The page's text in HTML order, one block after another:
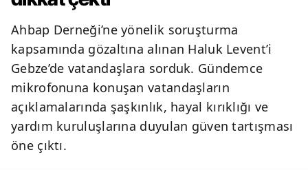
Ahbap Derneği’ne yönelik soruşturma
kapsamında gözaltına alınan Haluk Levent’i
Gebze’de vatandaşlara sorduk. Gündemce
mikrofonuna konuşan vatandaşların
açıklamalarında şaşkınlık, hayal kırıklığı ve
yardım kuruluşlarına duyulan güven tartışması
öne çıktı.